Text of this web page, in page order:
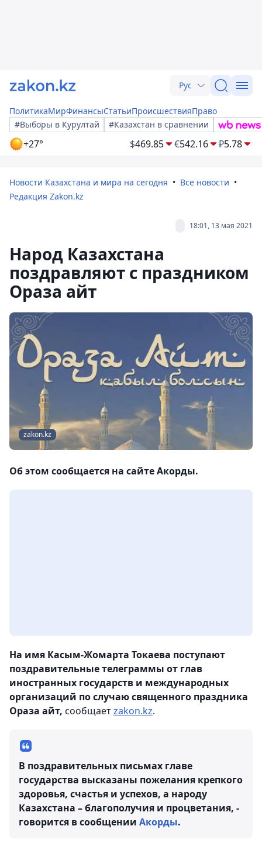
Рус
ПолитикаМирФинансыСтатьиПроисшествияПраво
#Выборы в Курултай
#Казахстан в сравнении
+27° $469.85 €542.16 ₽5.78
Новости Казахстана и мира на сегодня
Все новости
Редакция Zakon.kz
18:01, 13 мая 2021
Народ Казахстана
поздравляют с праздником
Ораза айт
zakon.kz
Об этом сообщается на сайте Акорды.
На имя Касым-Жомарта Токаева поступают
поздравительные телеграммы от глав
иностранных государств и международных
организаций по случаю священного праздника
Ораза айт, сообщаетzakon.kz.
В поздравительных письмах главе
государства высказаны пожелания крепкого
здоровья, счастья и успехов, а народу
Казахстана – благополучия и процветания, -
говорится в сообщении Акорды.